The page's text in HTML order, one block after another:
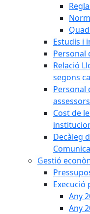
Estudis i
Personal
Relació
segons
Personal
assessors
Cost de
Decàleg
Gestió
Any
Any